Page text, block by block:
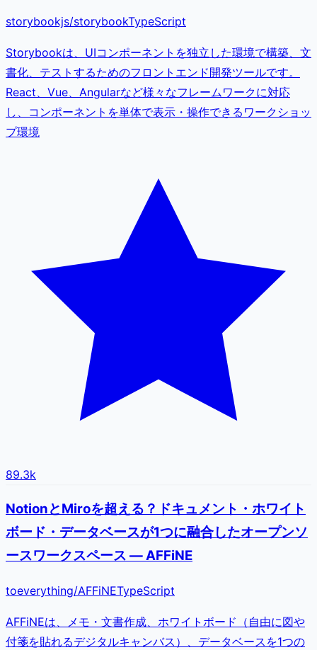
storybookjs/storybookTypeScript
Storybookは、UIコンポーネントを独立した環境で構築、文
書化、テストするためのフロントエンド開発ツールです。
React、Vue、Angularなど様々なフレームワークに対応
し、コンポーネントを単体で表示・操作できるワークショッ
プ環境
89.3k
NotionとMiroを超える？ドキュメント・ホワイト
ボード・データベースが1つに融合したオープンソ
ースワークスペース — AFFiNE
toeverything/AFFiNETypeScript
AFFiNEは、メモ・文書作成、ホワイトボード（自由に図や
付箋を貼れるデジタルキャンバス）、データベースを1つの